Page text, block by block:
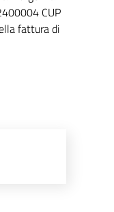
CUP
fattura di